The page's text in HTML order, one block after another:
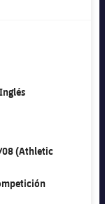
08 (Athletic